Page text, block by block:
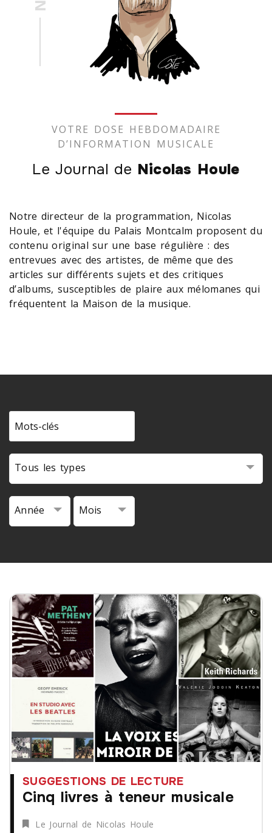
VOTRE DOSE HEBDOMADAIRE
D’INFORMATION MUSICALE
Le Journal de Nicolas Houle
Notre directeur de la programmation, Nicolas
Houle, et l'équipe du Palais Montcalm proposent du
contenu original sur une base régulière : des
entrevues avec des artistes, de même que des
articles sur différents sujets et des critiques
d’albums, susceptibles de plaire aux mélomanes qui
fréquentent la Maison de la musique.
Tous les types
Année Mois
SUGGESTIONS DE LECTURE
Cinq livres à teneur musicale
Le Journal de Nicolas Houle